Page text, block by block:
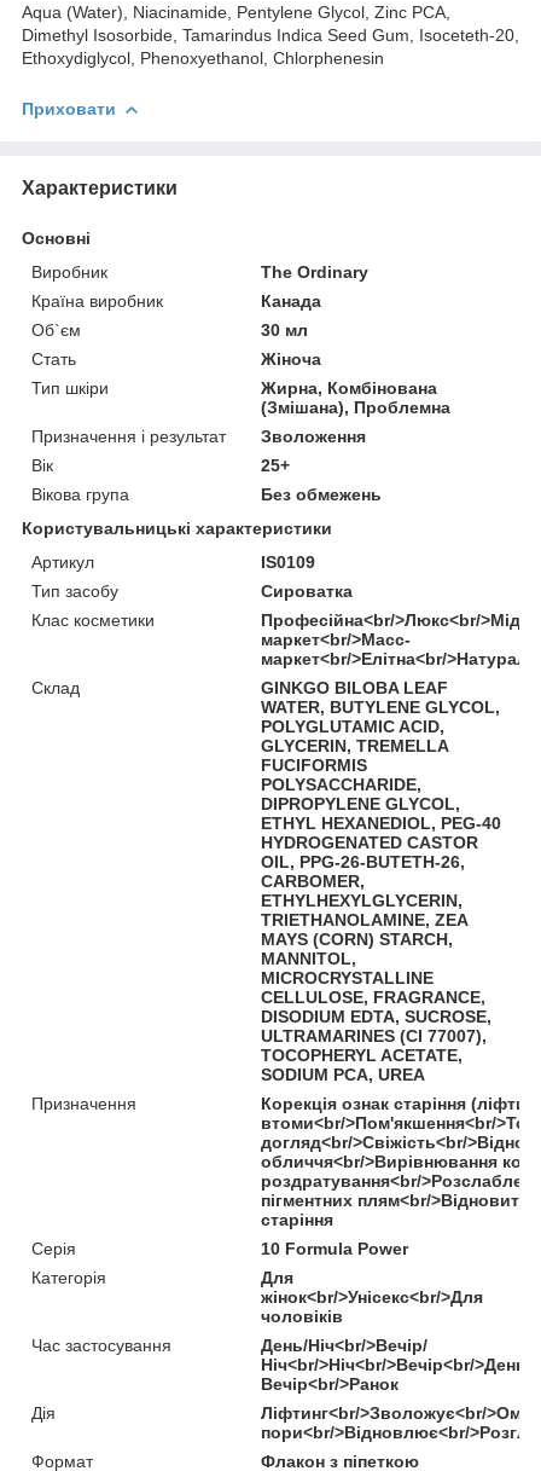
Aqua (Water), Niacinamide, Pentylene Glycol, Zinc PCA,
Dimethyl Isosorbide, Tamarindus Indica Seed Gum, Isoceteth-20,
Ethoxydiglycol, Phenoxyethanol, Chlorphenesin
Приховати
Характеристики
Основні
Виробник
The Ordinary
Країна виробник
Канада
Об`єм
30 мл
Стать
Жіноча
Тип шкіри
Жирна, Комбінована
(Змішана), Проблемна
Призначення і результат
Зволоження
Вік
25+
Вікова група
Без обмежень
Користувальницькі характеристики
Артикул
IS0109
Тип засобу
Сироватка
Клас косметики
Професійна<br/>Люкс<br/
маркет<br/>Масс-
маркет<br/>Елітна<br/
Склад
GINKGO BILOBA LEAF
WATER, BUTYLENE GLYCOL,
POLYGLUTAMIC ACID,
GLYCERIN, TREMELLA
FUCIFORMIS
POLYSACCHARIDE,
DIPROPYLENE GLYCOL,
ETHYL HEXANEDIOL, PEG-40
HYDROGENATED CASTOR
OIL, PPG-26-BUTETH-26,
CARBOMER,
ETHYLHEXYLGLYCERIN,
TRIETHANOLAMINE, ZEA
MAYS (CORN) STARCH,
MANNITOL,
MICROCRYSTALLINE
CELLULOSE, FRAGRANCE,
DISODIUM EDTA, SUCROSE,
ULTRAMARINES (CI 77007),
TOCOPHERYL ACETATE,
SODIUM PCA, UREA
Призначення
Корекція ознак старіння
втоми<br/>Пом'якшення<br/
догляд<br/>Свіжість<br/
обличчя<br/>Вирівнювання
роздратування<br/
пігментних плям<br/
старіння
Серія
10 Formula Power
Категорія
Для
жінок<br/>Унісекс<br/>Для
чоловіків
Час застосування
День/Ніч<br/>Вечір/
Ніч<br/>Ніч<br/>Вечір<br/
Вечір<br/>Ранок
Дія
Ліфтинг<br/>Зволожує<br/
пори<br/>Відновлює<br/
Формат
Флакон з піпеткою